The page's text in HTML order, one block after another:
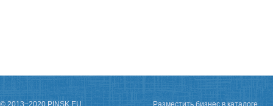
© 2013−2020 PINSK.EU
Разместить бизнес в каталоге